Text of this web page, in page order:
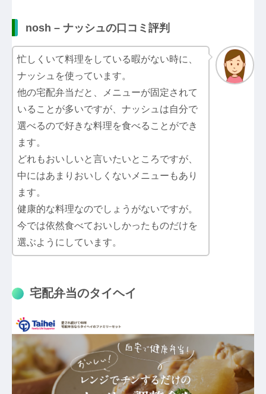
nosh – ナッシュの口コミ評判
忙しくいて料理をしている暇がない時に、
ナッシュを使っています。
他の宅配弁当だと、メニューが固定されて
いることが多いですが、ナッシュは自分で
選べるので好きな料理を食べることができ
ます。
どれもおいしいと言いたいところですが、
中にはあまりおいしくないメニューもあり
ます。
健康的な料理なのでしょうがないですが。
今では依然食べておいしかったものだけを
選ぶようにしています。
宅配弁当のタイヘイ